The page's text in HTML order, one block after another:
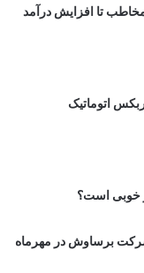
اتوماتیک
خوبی است؟
برساوش در مهرماه